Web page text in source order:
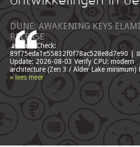
DUNE: AWAKENING KEYS
RELEASE
📡 Hash Check:
89f75eda1e55832f0f78ac528e8d7e90 |
Update: 2026-08-03 Verify CPU: modern
architecture (Zen 3 / Alder Lake minimum)
» lees meer